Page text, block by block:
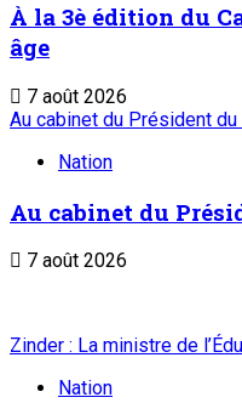
À la 3è édition du
âge
7 août 2026
Au cabinet du Président du
Nation
Au cabinet du
7 août 2026
Zinder : La ministre de
Nation